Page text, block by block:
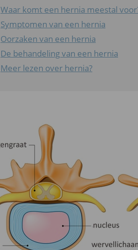
Waar komt een hernia meestal
Symptomen van een hernia
Oorzaken van een hernia
De behandeling van een hernia
Meer lezen over hernia?